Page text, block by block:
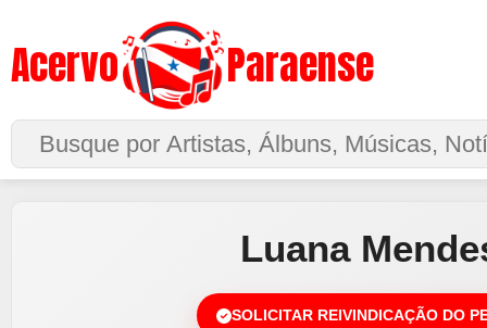
Acervo Paraense
Buscar no Site
Luana
SOLICITAR REIVINDICAÇÃO DO